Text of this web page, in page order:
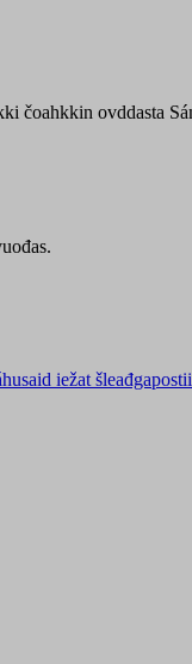
čoahkkin ovddasta
iežat šleađgapostii